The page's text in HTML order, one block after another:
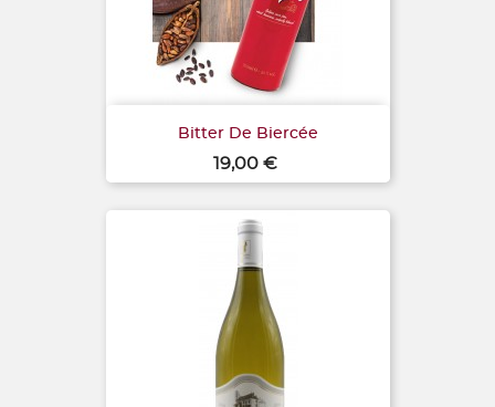
Bitter De Biercée
Prix
19,00 €